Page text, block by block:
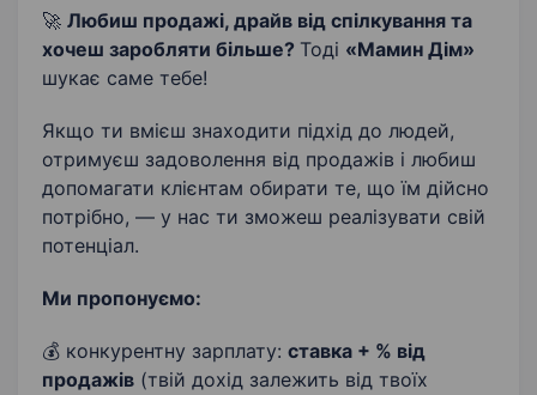
🚀 Любиш продажі, драйв від спілкування та
хочеш заробляти більше? Тоді «Мамин Дім»
шукає саме тебе!
Якщо ти вмієш знаходити підхід до людей,
отримуєш задоволення від продажів і любиш
допомагати клієнтам обирати те, що їм дійсно
потрібно, — у нас ти зможеш реалізувати свій
потенціал.
Ми пропонуємо:
💰 конкурентну зарплату: ставка + % від
продажів (твій дохід залежить від твоїх